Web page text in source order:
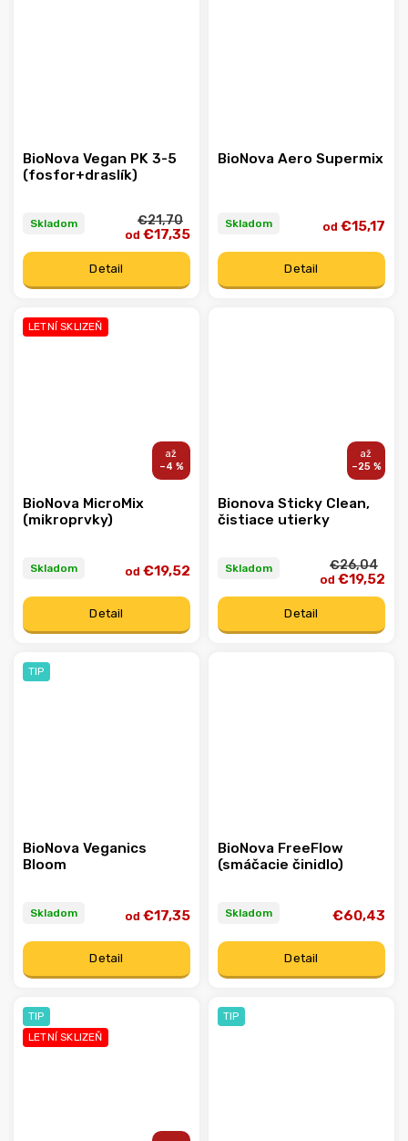
BioNova Vegan PK 3-5
(fosfor+draslík)
Skladom €21,70
od €17,35
Detail
BioNova Aero Supermix
Skladom od €15,17
Detail
LETNÍ SKLIZEŇ
–4 %
BioNova MicroMix
(mikroprvky)
Skladom od €19,52
Detail
–25 %
Bionova Sticky Clean,
čistiace utierky
Skladom €26,04
od €19,52
Detail
TIP
BioNova Veganics
Bloom
Skladom od €17,35
Detail
BioNova FreeFlow
(smáčacie činidlo)
Skladom €60,43
Detail
TIP
LETNÍ SKLIZEŇ
TIP